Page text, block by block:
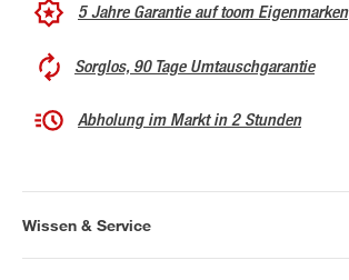
5 Jahre Garantie auf toom Eigenmarken
Sorglos, 90 Tage Umtauschgarantie
Abholung im Markt in 2 Stunden
Wissen & Service